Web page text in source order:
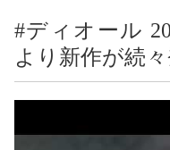
#ディオール
より新作が続